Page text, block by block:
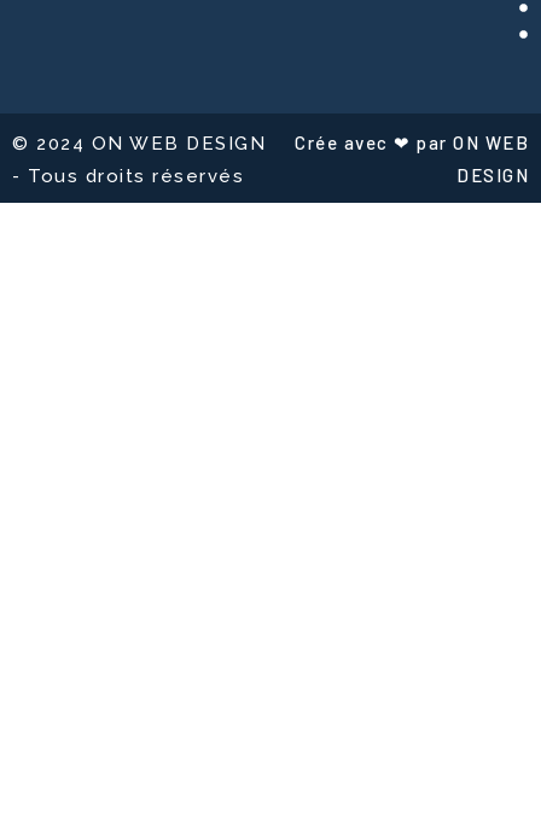
© 2024 ON WEB DESIGN
- Tous droits réservés
Crée avec ❤ par ON WEB
DESIGN